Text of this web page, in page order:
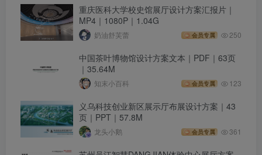
重庆医科大学校史馆展厅设计方案汇报片｜
MP4｜1080P｜1.04G
奶油舒芙蕾 会员专属 250
中国茶叶博物馆设计方案文本｜PDF｜63页
｜35.64M
知末小百科 会员专属 123
义乌科技创业新区展示厅布展设计方案｜43
页｜PPT｜57.8M
龙头小鹅 会员专属 361